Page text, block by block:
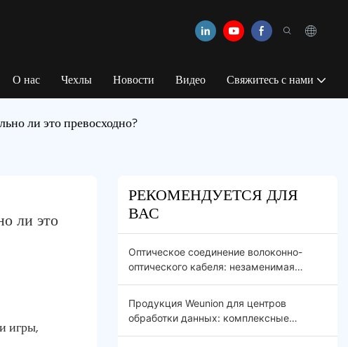
О нас Чехлы Новости Видео Свяжитесь с нами
ли это превосходно?
ли это
игры,
РЕКОМЕНДУЕТСЯ ДЛЯ
ВАС
Оптическое соединение волоконно-
оптического кабеля: незаменимая
5G.
Продукция Weunion для центров
обработки данных: комплексные